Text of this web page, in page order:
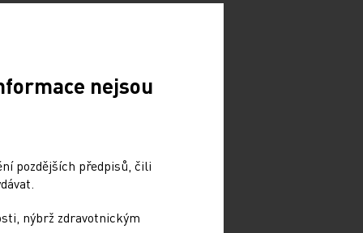
nejsou
pozdějších předpisů, čili
nýbrž zdravotnickým